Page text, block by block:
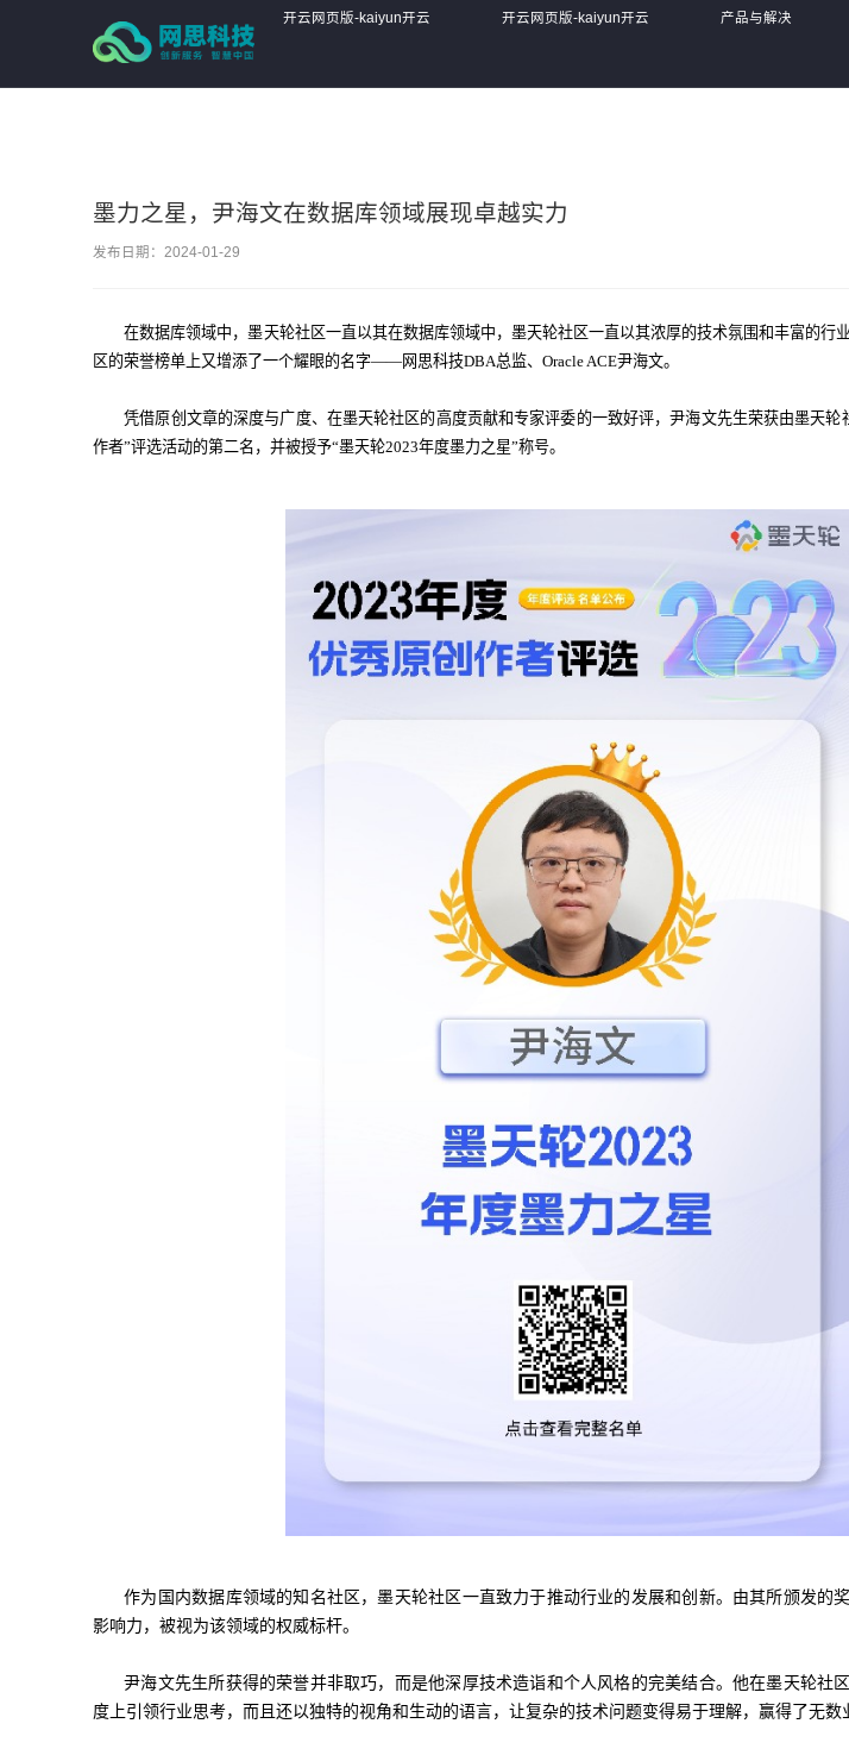
开云网页版-kaiyun开云
开云网页版-kaiyun开云 产品与解决
墨力之星，尹海文在数据库领域展现卓越实力
发布日期：2024-01-29
在数据库领域中，墨天轮社区一直以其在数据库领域中，墨天轮社区一直以其浓厚的技术氛围和丰富的行
区的荣誉榜单上又增添了一个耀眼的名字——网思科技DBA总监、Oracle ACE尹海文。
凭借原创文章的深度与广度、在墨天轮社区的高度贡献和专家评委的一致好评，尹海文先生荣获由墨天轮
作者”评选活动的第二名，并被授予“墨天轮2023年度墨力之星”称号。
作为国内数据库领域的知名社区，墨天轮社区一直致力于推动行业的发展和创新。由其所颁发的
影响力，被视为该领域的权威标杆。
尹海文先生所获得的荣誉并非取巧，而是他深厚技术造诣和个人风格的完美结合。他在墨天轮社
度上引领行业思考，而且还以独特的视角和生动的语言，让复杂的技术问题变得易于理解，赢得了无数